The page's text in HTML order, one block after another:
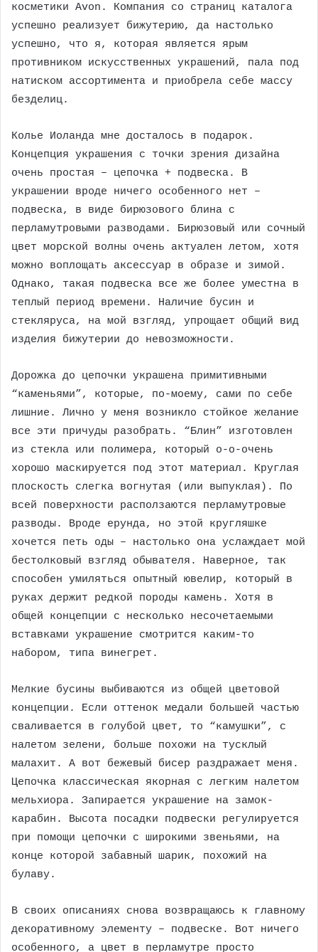
косметики Avon. Компания со страниц каталога
успешно реализует бижутерию, да настолько
успешно, что я, которая является ярым
противником искусственных украшений, пала под
натиском ассортимента и приобрела себе массу
безделиц.
Колье Иоланда мне досталось в подарок.
Концепция украшения с точки зрения дизайна
очень простая – цепочка + подвеска. В
украшении вроде ничего особенного нет –
подвеска, в виде бирюзового блина с
перламутровыми разводами. Бирюзовый или сочный
цвет морской волны очень актуален летом, хотя
можно воплощать аксессуар в образе и зимой.
Однако, такая подвеска все же более уместна в
теплый период времени. Наличие бусин и
стекляруса, на мой взгляд, упрощает общий вид
изделия бижутерии до невозможности.
Дорожка до цепочки украшена примитивными
“каменьями”, которые, по-моему, сами по себе
лишние. Лично у меня возникло стойкое желание
все эти причуды разобрать. “Блин” изготовлен
из стекла или полимера, который о-о-очень
хорошо маскируется под этот материал. Круглая
плоскость слегка вогнутая (или выпуклая). По
всей поверхности расползаются перламутровые
разводы. Вроде ерунда, но этой кругляшке
хочется петь оды – настолько она услаждает мой
бестолковый взгляд обывателя. Наверное, так
способен умиляться опытный ювелир, который в
руках держит редкой породы камень. Хотя в
общей концепции с несколько несочетаемыми
вставками украшение смотрится каким-то
набором, типа винегрет.
Мелкие бусины выбиваются из общей цветовой
концепции. Если оттенок медали большей частью
сваливается в голубой цвет, то “камушки”, с
налетом зелени, больше похожи на тусклый
малахит. А вот бежевый бисер раздражает меня.
Цепочка классическая якорная с легким налетом
мельхиора. Запирается украшение на замок-
карабин. Высота посадки подвески регулируется
при помощи цепочки с широкими звеньями, на
конце которой забавный шарик, похожий на
булаву.
В своих описаниях снова возвращаюсь к главному
декоративному элементу – подвеске. Вот ничего
особенного, а цвет в перламутре просто